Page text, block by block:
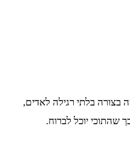
בצורה בלתי רגילה לאדים,
שהתוכי יוכל לברוח.